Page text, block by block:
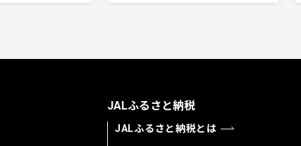
JALふるさと納税
JALふるさと納税とは